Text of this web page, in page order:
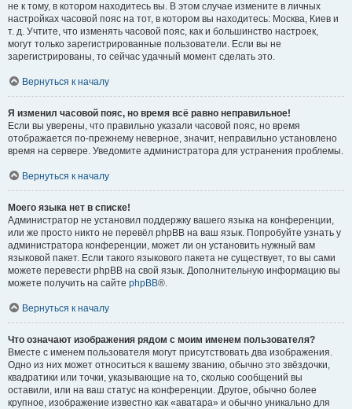
не к тому, в котором находитесь вы. В этом случае измените в личных
настройках часовой пояс на тот, в котором вы находитесь: Москва, Киев и
т. д. Учтите, что изменять часовой пояс, как и большинство настроек,
могут только зарегистрированные пользователи. Если вы не
зарегистрированы, то сейчас удачный момент сделать это.
Вернуться к началу
Я изменил часовой пояс, но время всё равно неправильное!
Если вы уверены, что правильно указали часовой пояс, но время
отображается по-прежнему неверное, значит, неправильно установлено
время на сервере. Уведомите администратора для устранения проблемы.
Вернуться к началу
Моего языка нет в списке!
Администратор не установил поддержку вашего языка на конференции,
или же просто никто не перевёл phpBB на ваш язык. Попробуйте узнать у
администратора конференции, может ли он установить нужный вам
языковой пакет. Если такого языкового пакета не существует, то вы сами
можете перевести phpBB на свой язык. Дополнительную информацию вы
можете получить на сайте phpBB®.
Вернуться к началу
Что означают изображения рядом с моим именем пользователя?
Вместе с именем пользователя могут присутствовать два изображения.
Одно из них может относиться к вашему званию, обычно это звёздочки,
квадратики или точки, указывающие на то, сколько сообщений вы
оставили, или на ваш статус на конференции. Другое, обычно более
крупное, изображение известно как «аватара» и обычно уникально для